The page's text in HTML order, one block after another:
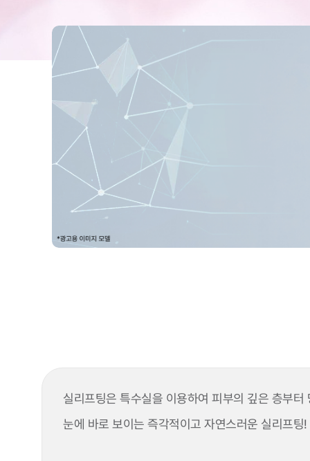
실리프팅은 특수실을 이용하여 피부의 깊은 층부
눈에 바로 보이는 즉각적이고 자연스러운 실리프